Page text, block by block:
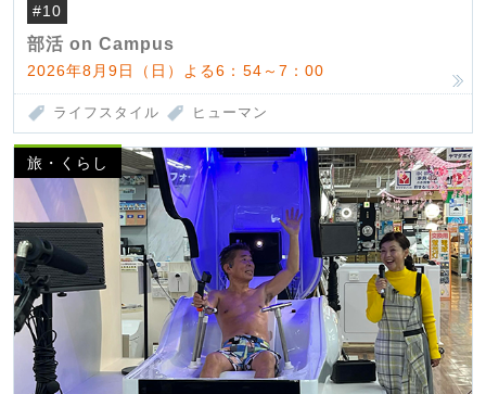
#10
部活 on Campus
2026年8月9日（日）よる6：54～7：00
ライフスタイル ヒューマン
旅・くらし